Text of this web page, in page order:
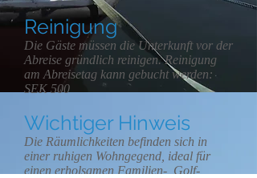
Reinigung
Die Gäste müssen die Unterkunft vor der
Abreise gründlich reinigen. Reinigung
am Abreisetag kann gebucht werden:
SEK 500
Wichtiger Hinweis
Die Räumlichkeiten befinden sich in
einer ruhigen Wohngegend, ideal für
einen erholsamen Familien-, Golf-,